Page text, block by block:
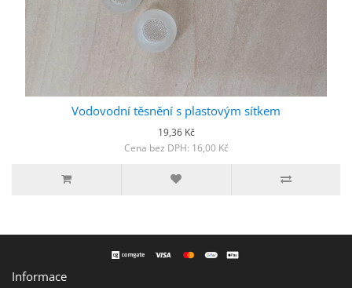
Vodovodní těsnění s plastovým sítkem
19,36 Kč
Cena bez DPH: 16,00 Kč
Informace